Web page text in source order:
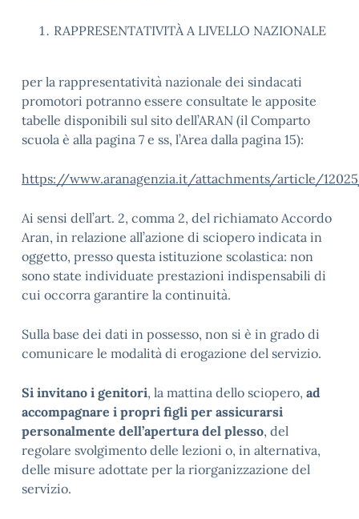
RAPPRESENTATIVITÀ A LIVELLO NAZIONALE
per la rappresentatività nazionale dei sindacati
promotori potranno essere consultate le apposite
tabelle disponibili sul sito dell’ARAN (il Comparto
scuola è alla pagina 7 e ss, l’Area dalla pagina 15):
https://www.aranagenzia.it/attachments/article/
Ai sensi dell’art. 2, comma 2, del richiamato Accordo
Aran, in relazione all’azione di sciopero indicata in
oggetto, presso questa istituzione scolastica: non
sono state individuate prestazioni indispensabili di
cui occorra garantire la continuità.
Sulla base dei dati in possesso, non si è in grado di
comunicare le modalità di erogazione del servizio.
Si invitano i genitori, la mattina dello sciopero, ad
accompagnare i propri figli per assicurarsi
personalmente dell’apertura del plesso, del
regolare svolgimento delle lezioni o, in alternativa,
delle misure adottate per la riorganizzazione del
servizio.